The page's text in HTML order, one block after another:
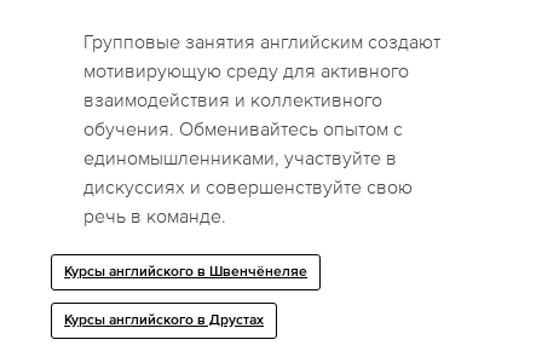
Групповые занятия английским создают
мотивирующую среду для активного
взаимодействия и коллективного
обучения. Обменивайтесь опытом с
единомышленниками, участвуйте в
дискуссиях и совершенствуйте свою
речь в команде.
Курсы английского в Швенчёнеляе
Курсы английского в Друстах